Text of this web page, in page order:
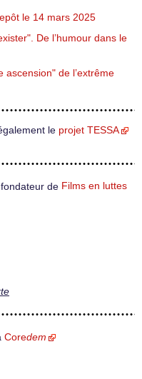
le 14 mars 2025
De l’humour dans le
ascension" de l’extrême
le projet TESSA
de Films en luttes
Coredem